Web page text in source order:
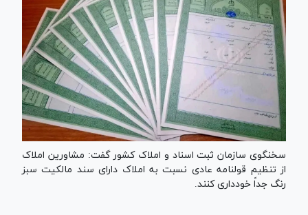
سخنگوی سازمان ثبت اسناد و املاک کشور گفت: مشاورین املاک
از تنظیم قولنامه عادی نسبت به املاک دارای سند مالکیت سبز
رنگ جداً خودداری کنند.